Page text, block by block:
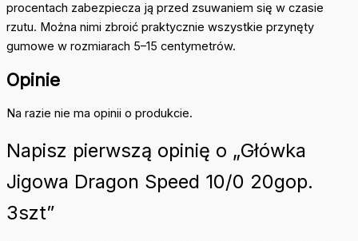
procentach zabezpiecza ją przed zsuwaniem się w czasie
rzutu. Można nimi zbroić praktycznie wszystkie przynęty
gumowe w rozmiarach 5–15 centymetrów.
Opinie
Na razie nie ma opinii o produkcie.
Napisz pierwszą opinię o „Główka
Jigowa Dragon Speed 10/0 20gop.
3szt”